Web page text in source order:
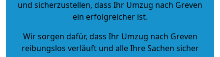
und sicherzustellen, dass Ihr Umzug nach Greven
ein erfolgreicher ist.
Wir sorgen dafür, dass Ihr Umzug nach Greven
reibungslos verläuft und alle Ihre Sachen sicher